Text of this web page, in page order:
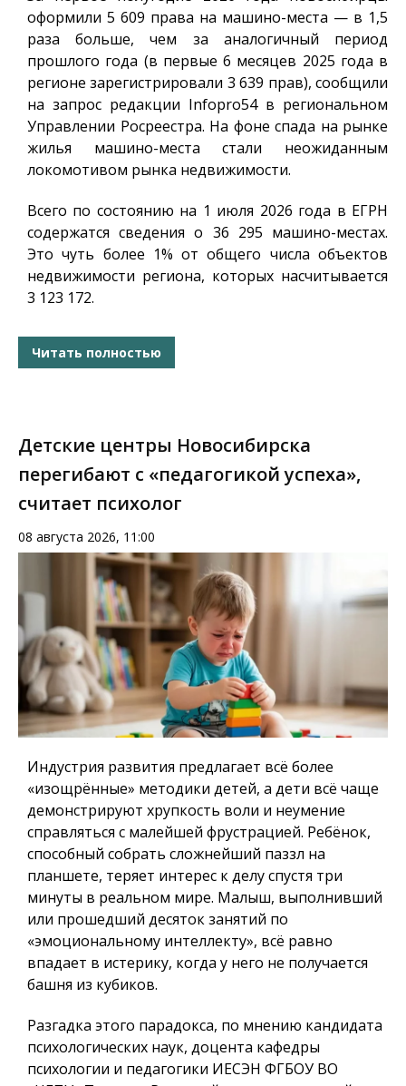
оформили 5 609 права на машино-места — в 1,5
раза больше, чем за аналогичный период
прошлого года (в первые 6 месяцев 2025 года в
регионе зарегистрировали 3 639 прав), сообщили
на запрос редакции Infopro54в региональном
Управлении Росреестра. На фоне спада на рынке
жилья машино-места стали неожиданным
локомотивом рынка недвижимости.
Всего по состоянию на 1 июля 2026 года в ЕГРН
содержатся сведения о 36 295 машино-местах.
Это чуть более 1% от общего числа объектов
недвижимости региона, которых насчитывается
3 123 172.
Читать полностью
Детские центры Новосибирска
перегибают с «педагогикой успеха»,
считает психолог
08 августа 2026, 11:00
Индустрия развития предлагает всё более
«изощрённые» методики детей, а дети всё чаще
демонстрируют хрупкость воли и неумение
справляться с малейшей фрустрацией. Ребёнок,
способный собрать сложнейший паззл на
планшете, теряет интерес к делу спустя три
минуты в реальном мире. Малыш, выполнивший
или прошедший десяток занятий по
«эмоциональному интеллекту», всё равно
впадает в истерику, когда у него не получается
башня из кубиков.
Разгадка этого парадокса, по мнению кандидата
психологических наук, доцента кафедры
психологии и педагогики ИЕСЭН ФГБОУ ВО